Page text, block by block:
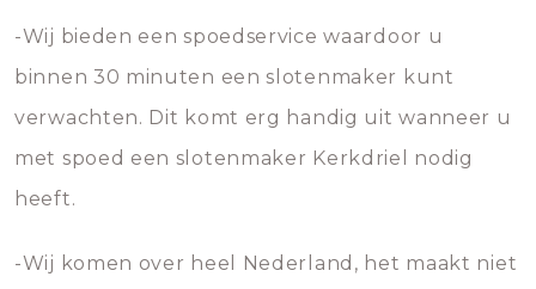
-Wij bieden een spoedservice waardoor u
binnen 30 minuten een slotenmaker kunt
verwachten. Dit komt erg handig uit wanneer u
met spoed een slotenmaker Kerkdriel nodig
heeft.
-Wij komen over heel Nederland, het maakt niet